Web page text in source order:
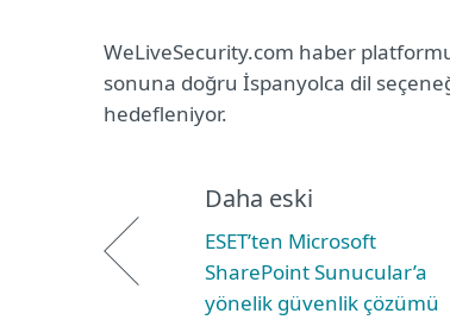
WeLiveSecurity.com haber
sonuna doğru İspanyolca dil
hedefleniyor.
Daha eski
ESET’ten Microsoft
SharePoint Sunucular’a
yönelik güvenlik çözümü